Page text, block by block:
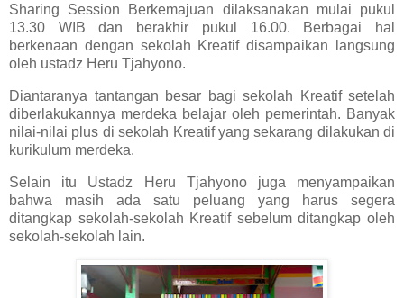
Sharing Session Berkemajuan dilaksanakan mulai pukul
13.30 WIB dan berakhir pukul 16.00. Berbagai hal
berkenaan dengan sekolah Kreatif disampaikan langsung
oleh ustadz Heru Tjahyono.
Diantaranya tantangan besar bagi sekolah Kreatif setelah
diberlakukannya merdeka belajar oleh pemerintah. Banyak
nilai-nilai plus di sekolah Kreatif yang sekarang dilakukan di
kurikulum merdeka.
Selain itu Ustadz Heru Tjahyono juga menyampaikan
bahwa masih ada satu peluang yang harus segera
ditangkap sekolah-sekolah Kreatif sebelum ditangkap oleh
sekolah-sekolah lain.